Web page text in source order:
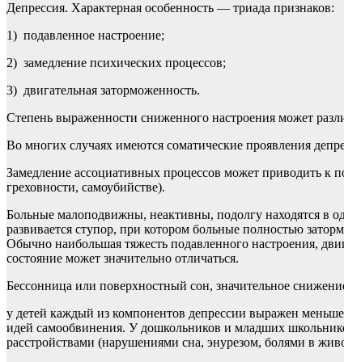
Депрессия. Характерная особенность — триада признаков:
1) подавленное настроение;
2) замедление психических процессов;
3) двигательная заторможенность.
Степень выраженности сниженного настроения может
Во многих случаях имеются соматические проявления
Замедление ассоциативных процессов может приводить
греховности, самоубийстве).
Больные малоподвижны, неактивны, подолгу находятся в
развивается ступор, при котором больные полностью
Обычно наибольшая тяжесть подавленного настроения,
состояние может значительно отличаться.
Бессонница или поверхностный сон, значительное
у детей каждый из компонентов депрессии выражен
идей самообвинения. У дошкольников и младших
расстройствами (нарушениями сна, энурезом, болями в